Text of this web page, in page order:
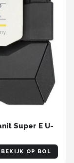
Super E U-
BEKIJK OP BOL